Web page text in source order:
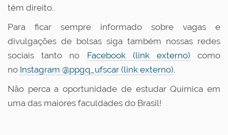
têm direito.
Para ficar sempre informado sobre vagas e
divulgações de bolsas siga também nossas redes
sociais tanto no Facebook (link externo) como
no Instagram @ppgq_ufscar (link externo).
Não perca a oportunidade de estudar Química em
uma das maiores faculdades do Brasil!